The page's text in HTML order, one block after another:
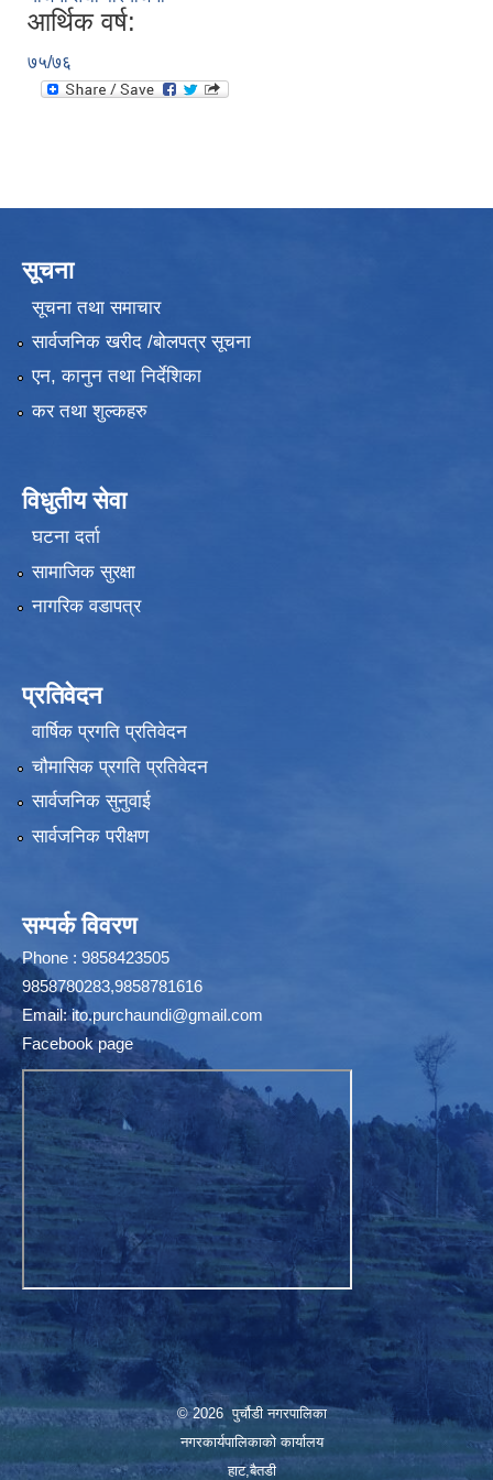
आर्थिक वर्ष:
७५/७६
सूचना
सूचना तथा समाचार
सार्वजनिक खरीद /बोलपत्र सूचना
एन, कानुन तथा निर्देशिका
कर तथा शुल्कहरु
विधुतीय सेवा
घटना दर्ता
सामाजिक सुरक्षा
नागरिक वडापत्र
प्रतिवेदन
वार्षिक प्रगति प्रतिवेदन
चौमासिक प्रगति प्रतिवेदन
सार्वजनिक सुनुवाई
सार्वजनिक परीक्षण
सम्पर्क विवरण
Phone : 9858423505
9858780283,9858781616
Email:ito.purchaundi@gmail.com
Facebook page
© 2026 पुर्चौडी नगरपालिका
नगरकार्यपालिकाकाे कार्यालय
हाट,बैतडी